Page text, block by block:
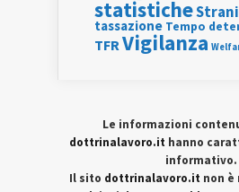
statistiche
tassazione Tempo
TFRVigilanza
Le informazioni
dottrinalavoro.it hanno
informativo.
Il sito dottrinalavoro.it non è